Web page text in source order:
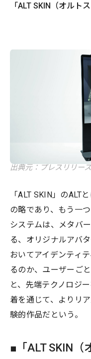
「ALT SKIN（オルト
出典元：プレスリリース
「ALT SKIN」のALT
の略であり、もう一
システムは、メタバ
る、オリジナルアバ
おいてアイデンティ
るのか、ユーザーご
と、先端テクノロジ
着を通じて、よりリ
験的作品だという。
■「ALT SKIN（